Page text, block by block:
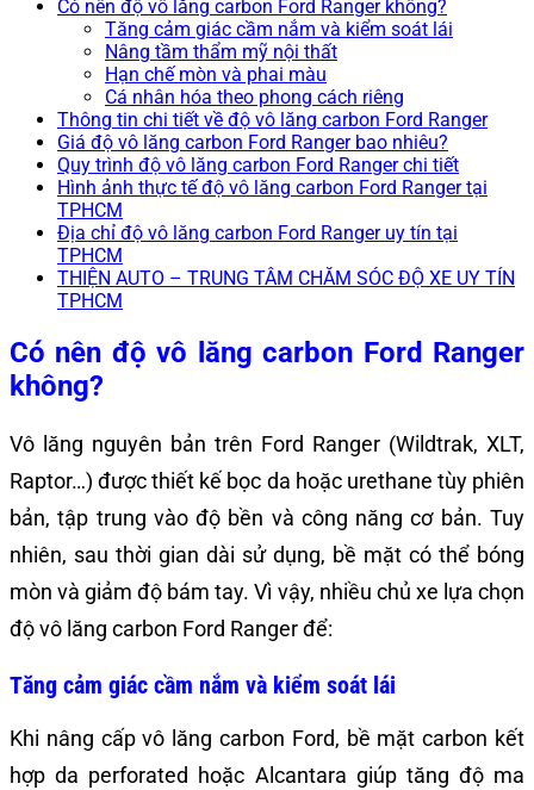
Có nên độ vô lăng carbon Ford Ranger không?
Tăng cảm giác cầm nắm và kiểm soát lái
Nâng tầm thẩm mỹ nội thất
Hạn chế mòn và phai màu
Cá nhân hóa theo phong cách riêng
Thông tin chi tiết về độ vô lăng carbon Ford Ranger
Giá độ vô lăng carbon Ford Ranger bao nhiêu?
Quy trình độ vô lăng carbon Ford Ranger chi tiết
Hình ảnh thực tế độ vô lăng carbon Ford Ranger tại
TPHCM
Địa chỉ độ vô lăng carbon Ford Ranger uy tín tại
TPHCM
THIỆN AUTO – TRUNG TÂM CHĂM SÓC ĐỘ XE UY TÍN
TPHCM
Có nên độ vô lăng carbon Ford Ranger
không?
Vô lăng nguyên bản trên Ford Ranger (Wildtrak, XLT,
Raptor…) được thiết kế bọc da hoặc urethane tùy phiên
bản, tập trung vào độ bền và công năng cơ bản. Tuy
nhiên, sau thời gian dài sử dụng, bề mặt có thể bóng
mòn và giảm độ bám tay. Vì vậy, nhiều chủ xe lựa chọn
độ vô lăng carbon Ford Ranger để:
Tăng cảm giác cầm nắm và kiểm soát lái
Khi nâng cấp vô lăng carbon Ford, bề mặt carbon kết
hợp da perforated hoặc Alcantara giúp tăng độ ma